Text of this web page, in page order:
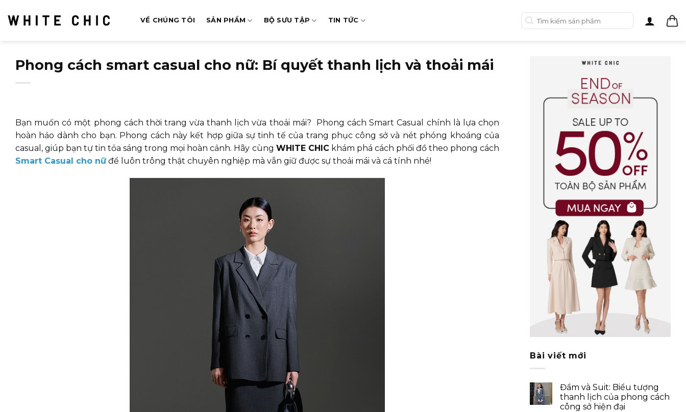
qua
VỀ CHÚNG TÔI SẢN PHẨM BỘ SƯU TẬP TIN TỨC
Tìm
kiếm:
Phong cách smart casual cho nữ: Bí quyết thanh lịch và thoải mái
Bạn muốn có một phong cách thời trang vừa thanh lịch vừa thoải mái? Phong cách Smart Casual chính là lựa chọn
hoàn hảo dành cho bạn. Phong cách này kết hợp giữa sự tinh tế của trang phục công sở và nét phóng khoáng của
casual, giúp bạn tự tin tỏa sáng trong mọi hoàn cảnh. Hãy cùng WHITE CHICkhám phá cách phối đồ theo phong cách
Smart Casual cho nữđể luôn trông thật chuyên nghiệp mà vẫn giữ được sự thoải mái và cá tính nhé!
Bài viết mới
Đầm và Suit: Biểu tượng
thanh lịch của phong cách
công sở hiện đại